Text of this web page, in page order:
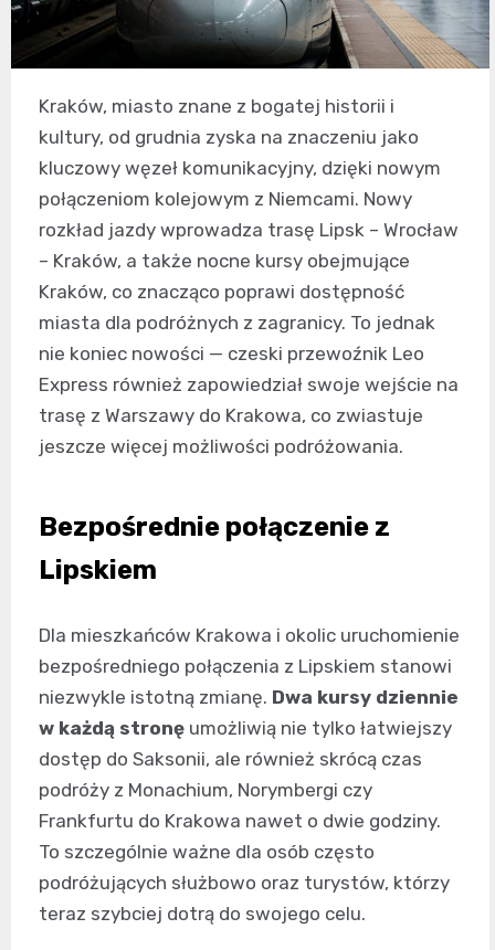
Kraków, miasto znane z bogatej historii i
kultury, od grudnia zyska na znaczeniu jako
kluczowy węzeł komunikacyjny, dzięki nowym
połączeniom kolejowym z Niemcami. Nowy
rozkład jazdy wprowadza trasę Lipsk – Wrocław
– Kraków, a także nocne kursy obejmujące
Kraków, co znacząco poprawi dostępność
miasta dla podróżnych z zagranicy. To jednak
nie koniec nowości — czeski przewoźnik Leo
Express również zapowiedział swoje wejście na
trasę z Warszawy do Krakowa, co zwiastuje
jeszcze więcej możliwości podróżowania.
Bezpośrednie połączenie z
Lipskiem
Dla mieszkańców Krakowa i okolic uruchomienie
bezpośredniego połączenia z Lipskiem stanowi
niezwykle istotną zmianę. Dwa kursy dziennie
w każdą stronę umożliwią nie tylko łatwiejszy
dostęp do Saksonii, ale również skrócą czas
podróży z Monachium, Norymbergi czy
Frankfurtu do Krakowa nawet o dwie godziny.
To szczególnie ważne dla osób często
podróżujących służbowo oraz turystów, którzy
teraz szybciej dotrą do swojego celu.